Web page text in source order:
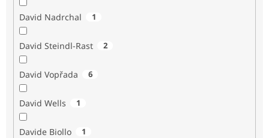
David Nadrchal 1
David Steindl-Rast 2
David Vopřada 6
David Wells 1
Davide Biollo 1